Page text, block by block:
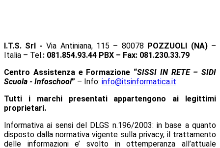
I.T.S. Srl - Via Antiniana, 115 – 80078 POZZUOLI (NA)–
Italia – Tel.: 081.854.93.44 PBX – Fax: 081.230.33.79
Centro Assistenza e Formazione “SISSI IN RETE – SIDI
Scuola - Infoschool” – Info: info@itsinformatica.it
Tutti i marchi presentati appartengono ai legittimi
proprietari.
Informativa ai sensi del DLGS n.196/2003: in base a quanto
disposto dalla normativa vigente sulla privacy, il trattamento
delle informazioni e’ svolto in ottemperanza all’attuale